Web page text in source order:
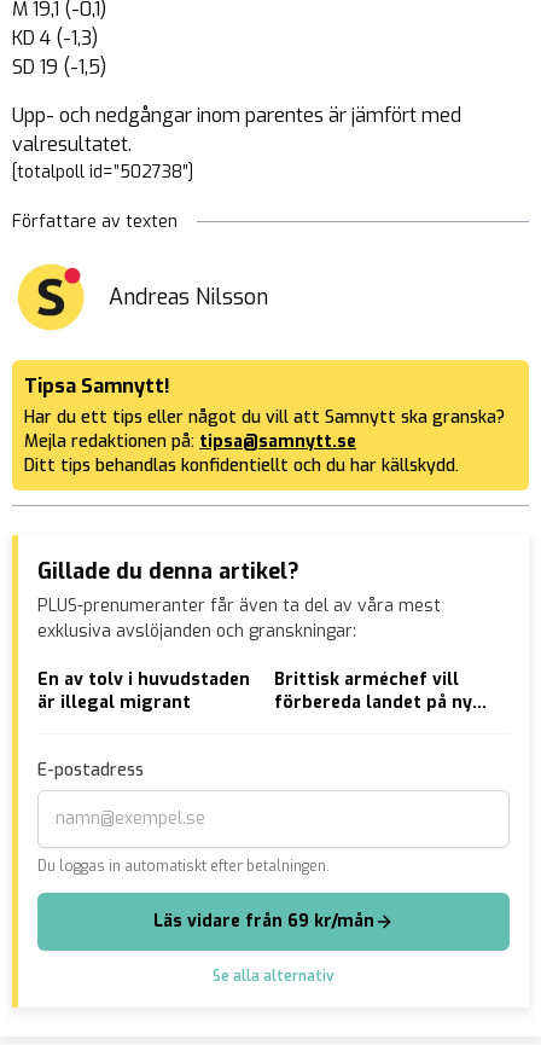
M 19,1 (-0,1)
KD 4 (-1,3)
SD 19 (-1,5)
Upp- och nedgångar inom parentes är jämfört med
valresultatet.
[totalpoll id=”502738″]
Författare av texten
Andreas Nilsson
Tipsa Samnytt!
Har du ett tips eller något du vill att Samnytt ska granska?
Mejla redaktionen på: tipsa@samnytt.se
Ditt tips behandlas konfidentiellt och du har källskydd.
Gillade du denna artikel?
PLUS-prenumeranter får även ta del av våra mest
exklusiva avslöjanden och granskningar:
En av tolv i huvudstaden
är illegal migrant
Brittisk arméchef vill
förbereda landet på nytt
E-postadress
Du loggas in automatiskt efter betalningen.
Läs vidare från 69 kr/mån
Se alla alternativ